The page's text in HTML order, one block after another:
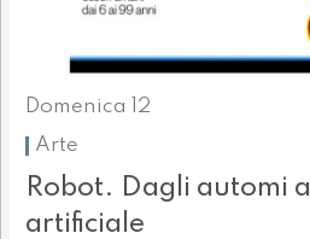
Domenica 12
Arte
Robot. Dagli automi
artificiale